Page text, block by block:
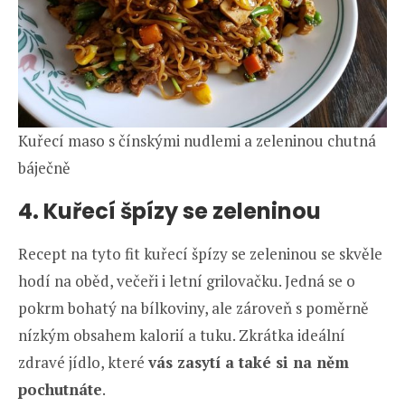
Kuřecí maso s čínskými nudlemi a zeleninou chutná
báječně
4. Kuřecí špízy se zeleninou
Recept na tyto fit kuřecí špízy se zeleninou se skvěle
hodí na oběd, večeři i letní grilovačku. Jedná se o
pokrm bohatý na bílkoviny, ale zároveň s poměrně
nízkým obsahem kalorií a tuku. Zkrátka ideální
zdravé jídlo, které vás zasytí a také si na něm
pochutnáte.